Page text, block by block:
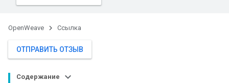
OpenWeave Ссылка
ОТПРАВИТЬ ОТЗЫВ
Содержание